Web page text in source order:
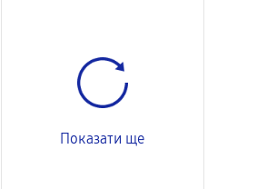
Показати ще